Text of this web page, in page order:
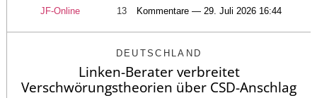
JF-Online 13 Kommentare — 29. Juli 2026 16:44
DEUTSCHLAND
Linken-Berater verbreitet
Verschwörungstheorien über CSD-Anschlag